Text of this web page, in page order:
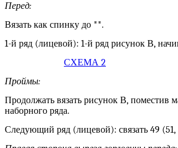
Перед:
Вязать как спинку до **.
1-й ряд (лицевой): 1-й ряд рисунок В,
СХЕМА 2
Проймы:
Продолжать вязать рисунок В, поместив
наборного ряда.
Следующий ряд (лицевой): связать 49 (51,